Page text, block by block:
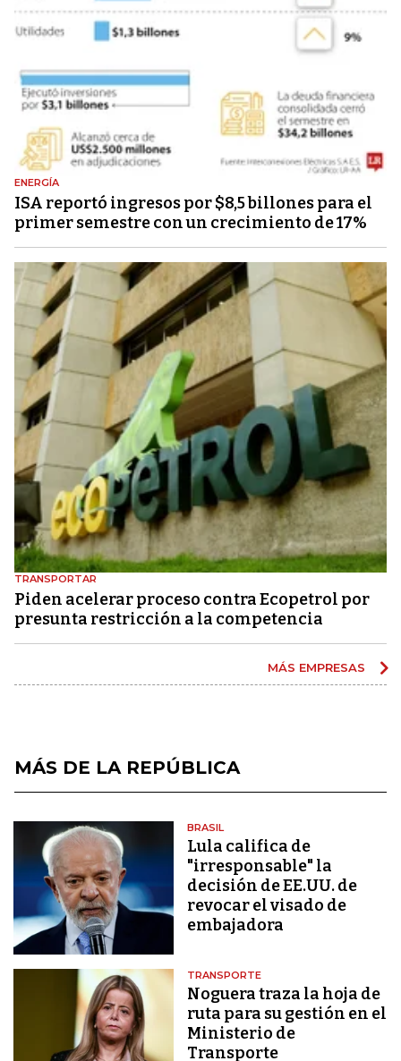
ENERGÍA
ISA reportó ingresos por $8,5 billones para el
primer semestre con un crecimiento de 17%
TRANSPORTAR
Piden acelerar proceso contra Ecopetrol por
presunta restricción a la competencia
MÁS EMPRESAS
MÁS DE LA REPÚBLICA
BRASIL
Lula califica de
"irresponsable" la
decisión de EE.UU. de
revocar el visado de
embajadora
TRANSPORTE
Noguera traza la hoja de
ruta para su gestión en el
Ministerio de
Transporte